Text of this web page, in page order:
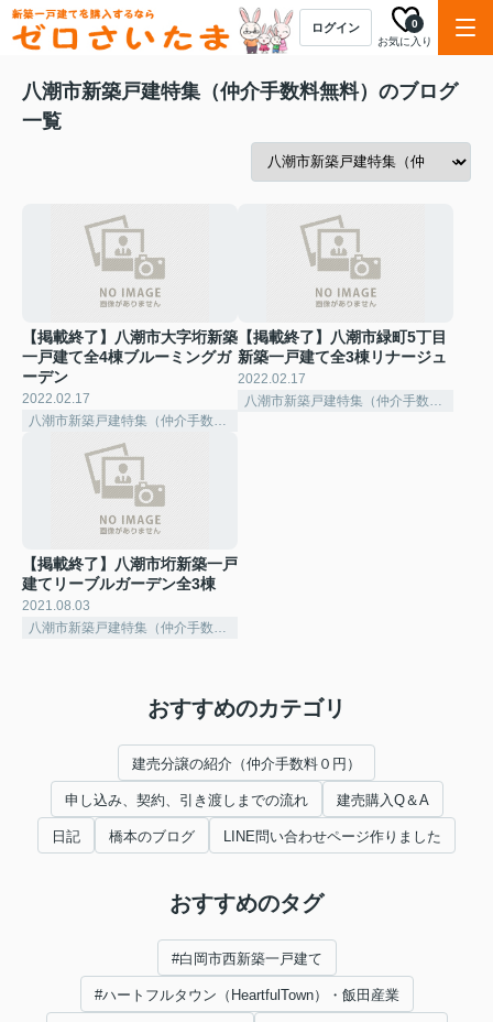
ログイン
お気に入り
0
八潮市新築戸建特集（仲介手数料無料）のブログ
一覧
【掲載終了】八潮市大字垳新築
一戸建て全4棟ブルーミングガ
ーデン
2022.02.17
【掲載終了】八潮市緑町5丁目
新築一戸建て全3棟リナージュ
2022.02.17
【掲載終了】八潮市垳新築一戸
建てリーブルガーデン全3棟
2021.08.03
八潮市新築戸建特集（仲介手数料無料）
おすすめのカテゴリ
建売分譲の紹介（仲介手数料０円）
申し込み、契約、引き渡しまでの流れ 建売購入Q＆A
日記 橋本のブログ LINE問い合わせページ作りました
おすすめのタグ
#白岡市西新築一戸建て
#ハートフルタウン（HeartfulTown）・飯田産業